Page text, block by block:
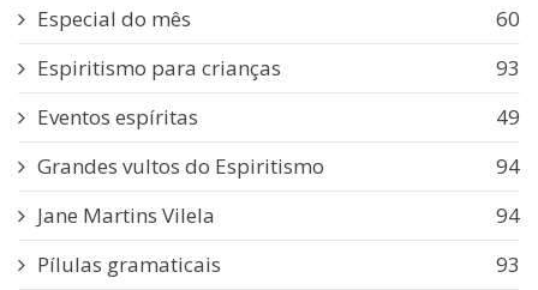
Especial do mês
60
Espiritismo para crianças
93
Eventos espíritas
49
Grandes vultos do Espiritismo
94
Jane Martins Vilela
94
Pílulas gramaticais
93